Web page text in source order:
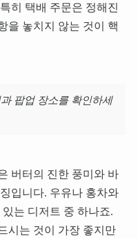
히 택배 주문은 정해진
을 놓치지 않는 것이 핵
팝업 장소를 확인하세
버터의 진한 풍미와 바
입니다. 우유나 홍차와
는 디저트 중 하나죠.
시는 것이 가장 좋지만